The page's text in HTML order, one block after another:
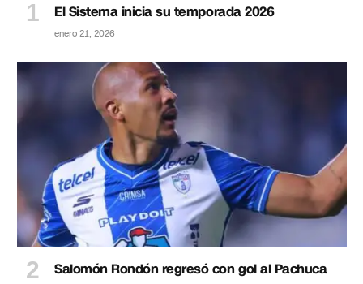
El Sistema inicia su temporada 2026
enero 21, 2026
Salomón Rondón regresó con gol al Pachuca